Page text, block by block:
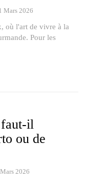
Mars 2026
où l'art de vivre à la
Pour les
faut-il
ou de
2026